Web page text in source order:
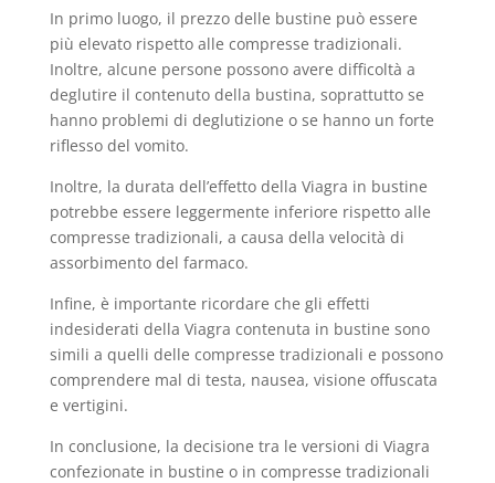
In primo luogo, il prezzo delle bustine può essere
più elevato rispetto alle compresse tradizionali.
Inoltre, alcune persone possono avere difficoltà a
deglutire il contenuto della bustina, soprattutto se
hanno problemi di deglutizione o se hanno un forte
riflesso del vomito.
Inoltre, la durata dell’effetto della Viagra in bustine
potrebbe essere leggermente inferiore rispetto alle
compresse tradizionali, a causa della velocità di
assorbimento del farmaco.
Infine, è importante ricordare che gli effetti
indesiderati della Viagra contenuta in bustine sono
simili a quelli delle compresse tradizionali e possono
comprendere mal di testa, nausea, visione offuscata
e vertigini.
In conclusione, la decisione tra le versioni di Viagra
confezionate in bustine o in compresse tradizionali